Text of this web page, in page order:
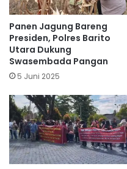
Panen Jagung Bareng
Presiden, Polres Barito
Utara Dukung
Swasembada Pangan
5 Juni 2025